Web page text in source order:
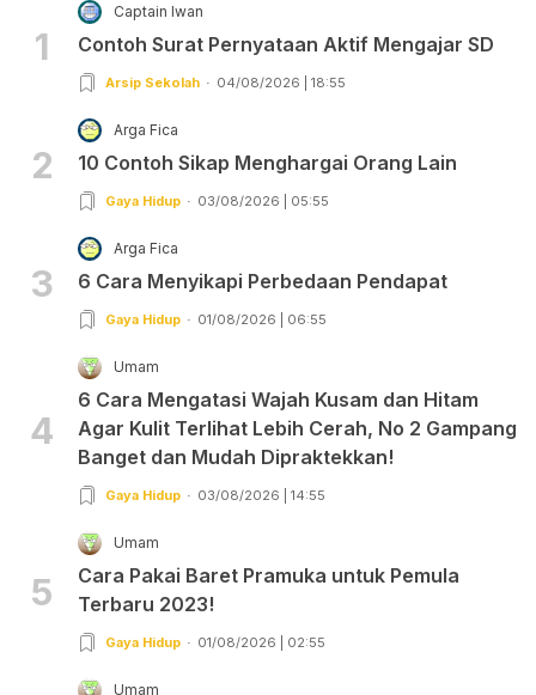
1
Captain Iwan
Contoh Surat Pernyataan Aktif Mengajar SD
Arsip Sekolah 04/08/2026 | 18:55
2
Arga Fica
10 Contoh Sikap Menghargai Orang Lain
Gaya Hidup 03/08/2026 | 05:55
3
Arga Fica
6 Cara Menyikapi Perbedaan Pendapat
Gaya Hidup 01/08/2026 | 06:55
4
Umam
6 Cara Mengatasi Wajah Kusam dan Hitam
Agar Kulit Terlihat Lebih Cerah, No 2 Gampang
Banget dan Mudah Dipraktekkan!
Gaya Hidup 03/08/2026 | 14:55
5
Umam
Cara Pakai Baret Pramuka untuk Pemula
Terbaru 2023!
Gaya Hidup 01/08/2026 | 02:55
Umam